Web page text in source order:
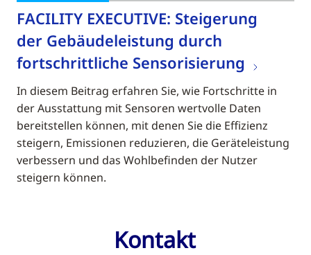
FACILITY EXECUTIVE: Steigerung
der Gebäudeleistung durch
fortschrittliche Sensorisierung
In diesem Beitrag erfahren Sie, wie Fortschritte in
der Ausstattung mit Sensoren wertvolle Daten
bereitstellen können, mit denen Sie die Effizienz
steigern, Emissionen reduzieren, die Geräteleistung
verbessern und das Wohlbefinden der Nutzer
steigern können.
Kontakt